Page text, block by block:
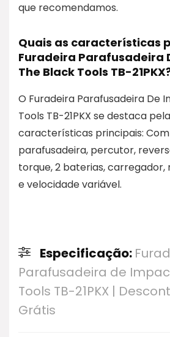
que recomendamos.
Quais as características
Furadeira Parafusadeira
The Black Tools TB-
O Furadeira Parafusadeira De
Tools TB-21PKX se destaca
características principais:
parafusadeira, percutor,
torque, 2 baterias, carregador,
e velocidade variável.
Especificação:
Parafusadeira de
Tools TB-21PKX |
Grátis